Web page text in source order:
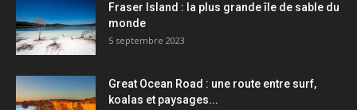
Fraser Island : la plus grande île de sable du
monde
5 septembre 2023
Great Ocean Road : une route entre surf,
koalas et paysages...